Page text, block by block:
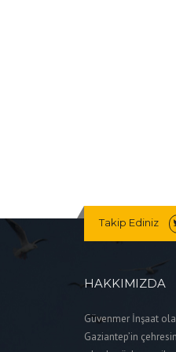
Takip Ediniz
HAKKIMIZDA
Güvenmer İnşaat
Gaziantep’in